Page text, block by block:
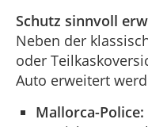
Schutz sinnvoll
Neben der
oder
Auto erweitert
Mallorca-Police: